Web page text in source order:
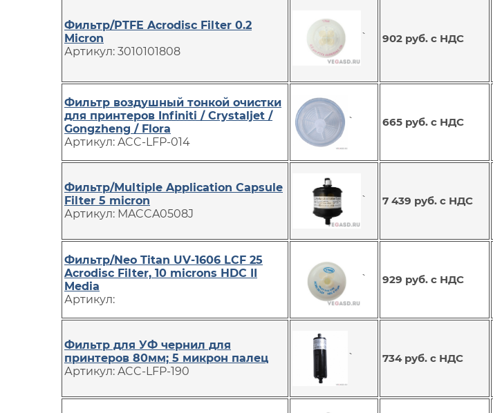
Фильтр/PTFE Acrodisc Filter 0.2
Micron
Артикул: 3010101808
` 902 руб. с НДС
Фильтр воздушный тонкой очистки
для принтеров Infiniti / Crystaljet /
Gongzheng / Flora
Артикул: ACC-LFP-014
` 665 руб. с НДС
Фильтр/Multiple Application Capsule
Filter 5 micron
Артикул: MACCA0508J
` 7 439 руб. с НДС
Фильтр/Neo Titan UV-1606 LCF 25
Acrodisc Filter, 10 microns HDC II
Media
Артикул:
` 929 руб. с НДС
Фильтр для УФ чернил для
принтеров 80мм; 5 микрон палец
Артикул: ACC-LFP-190
` 734 руб. с НДС